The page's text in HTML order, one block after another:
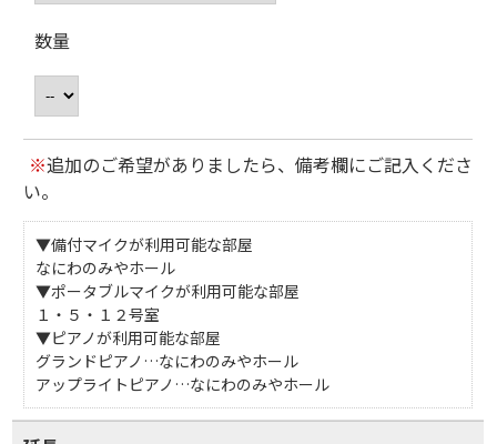
数量
※追加のご希望がありましたら、備考欄にご記入くださ
い。
▼備付マイクが利用可能な部屋
なにわのみやホール
▼ポータブルマイクが利用可能な部屋
１・５・１２号室
▼ピアノが利用可能な部屋
グランドピアノ…なにわのみやホール
アップライトピアノ…なにわのみやホール